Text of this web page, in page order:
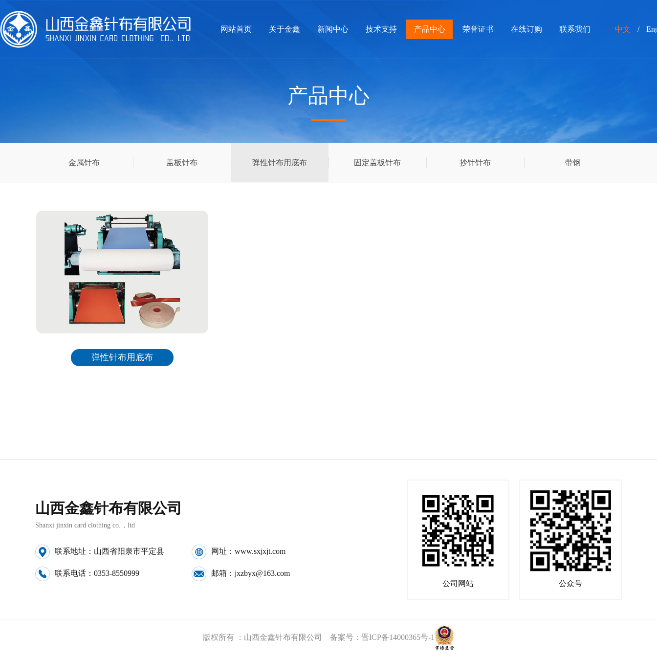
网站首页 关于金鑫 新闻中心 技术支持 产品中心 荣誉证书 在线订购 联系我们 中文 /
产品中心
金属针布 盖板针布 弹性针布用底布 固定盖板针布 抄针针布 带钢
弹性针布用底布
山西金鑫针布有限公司
Shanxi jinxin card clothing co.，ltd
联系地址：山西省阳泉市平定县 网址：www.sxjxjt.com
联系电话：0353-8550999
邮箱：jxzbyx@163.com
公司网站
公众号
版权所有 ：山西金鑫针布有限公司 备案号： 晋ICP备14000365号-1